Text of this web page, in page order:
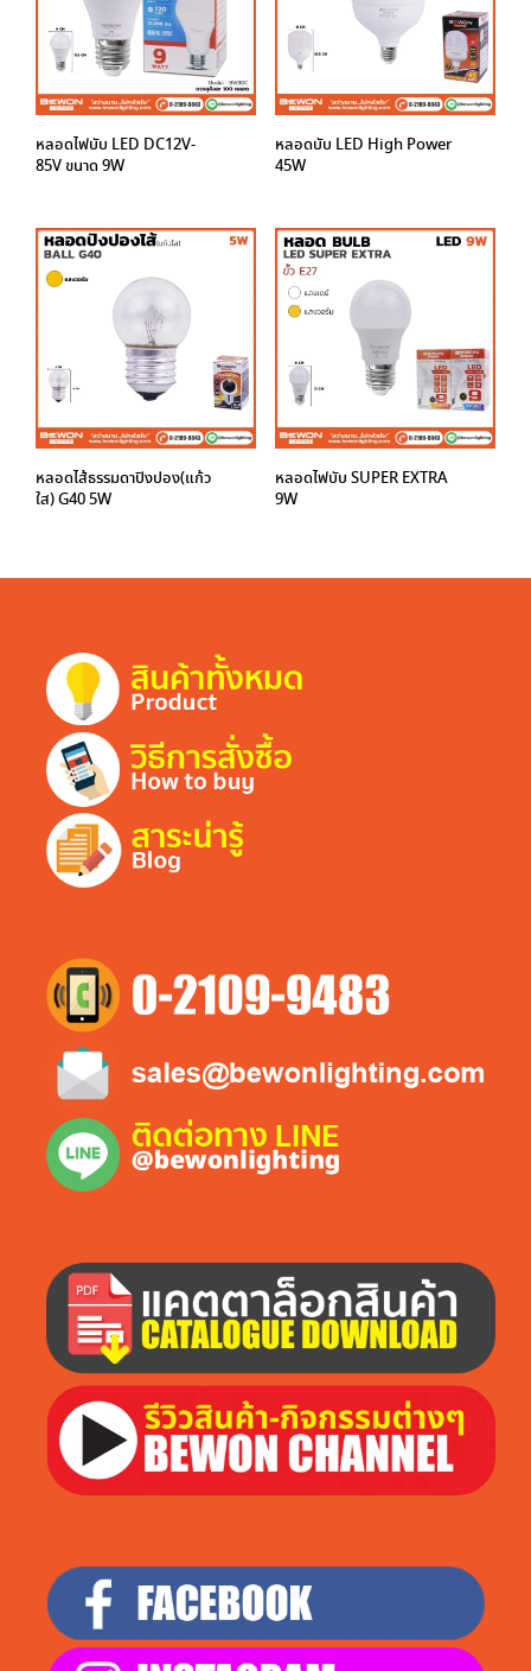
หลอดไฟบับ LED DC12V-
85V ขนาด 9W
หลอดบับ LED High Power
45W
หลอดไส้ธรรมดาปิงปอง(แก้ว
ใส) G40 5W
หลอดไฟบับ SUPER EXTRA
9W